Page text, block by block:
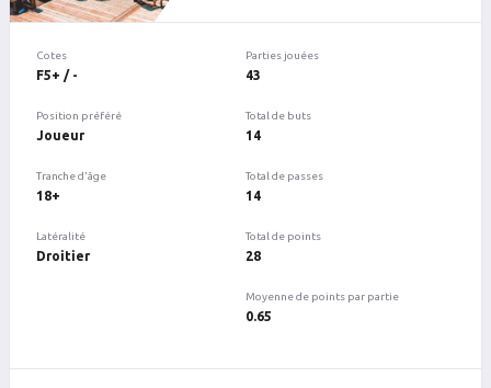
Cotes
F5+ / -
Position préféré
Joueur
Tranche d'âge
18+
Latéralité
Droitier
Parties jouées
43
Total de buts
14
Total de passes
14
Total de points
28
Moyenne de points par partie
0.65